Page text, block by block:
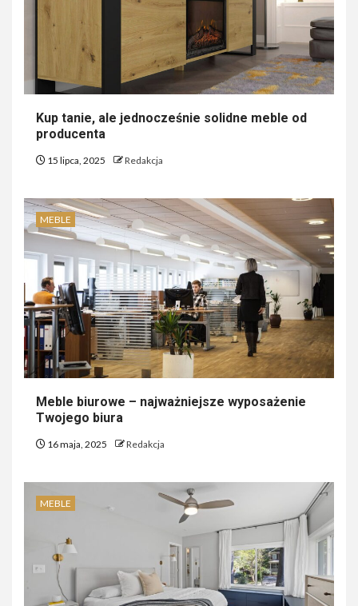
Kup tanie, ale jednocześnie solidne meble od
producenta
15 lipca, 2025 Redakcja
MEBLE
Meble biurowe – najważniejsze wyposażenie
Twojego biura
16 maja, 2025 Redakcja
MEBLE